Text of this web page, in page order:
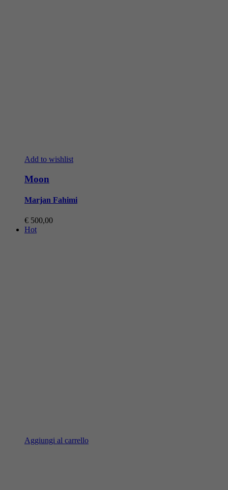
Add to wishlist
Moon
Marjan Fahimi
€ 500,00
Hot
Aggiungi al carrello